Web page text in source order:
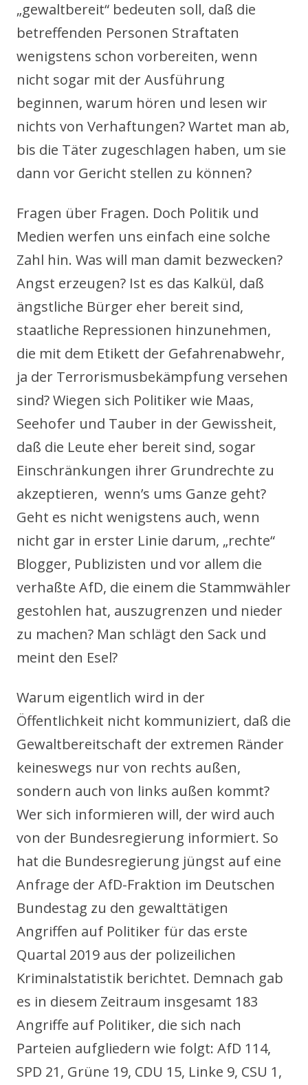
„gewaltbereit“ bedeuten soll, daß die
betreffenden Personen Straftaten
wenigstens schon vorbereiten, wenn
nicht sogar mit der Ausführung
beginnen, warum hören und lesen wir
nichts von Verhaftungen? Wartet man ab,
bis die Täter zugeschlagen haben, um sie
dann vor Gericht stellen zu können?
Fragen über Fragen. Doch Politik und
Medien werfen uns einfach eine solche
Zahl hin. Was will man damit bezwecken?
Angst erzeugen? Ist es das Kalkül, daß
ängstliche Bürger eher bereit sind,
staatliche Repressionen hinzunehmen,
die mit dem Etikett der Gefahrenabwehr,
ja der Terrorismusbekämpfung versehen
sind? Wiegen sich Politiker wie Maas,
Seehofer und Tauber in der Gewissheit,
daß die Leute eher bereit sind, sogar
Einschränkungen ihrer Grundrechte zu
akzeptieren, wenn’s ums Ganze geht?
Geht es nicht wenigstens auch, wenn
nicht gar in erster Linie darum, „rechte“
Blogger, Publizisten und vor allem die
verhaßte AfD, die einem die Stammwähler
gestohlen hat, auszugrenzen und nieder
zu machen? Man schlägt den Sack und
meint den Esel?
Warum eigentlich wird in der
Öffentlichkeit nicht kommuniziert, daß die
Gewaltbereitschaft der extremen Ränder
keineswegs nur von rechts außen,
sondern auch von links außen kommt?
Wer sich informieren will, der wird auch
von der Bundesregierung informiert. So
hat die Bundesregierung jüngst auf eine
Anfrage der AfD-Fraktion im Deutschen
Bundestag zu den gewalttätigen
Angriffen auf Politiker für das erste
Quartal 2019 aus der polizeilichen
Kriminalstatistik berichtet. Demnach gab
es in diesem Zeitraum insgesamt 183
Angriffe auf Politiker, die sich nach
Parteien aufgliedern wie folgt: AfD 114,
SPD 21, Grüne 19, CDU 15, Linke 9, CSU 1,